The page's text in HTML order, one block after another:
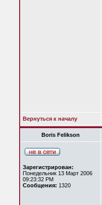
Вернуться к началу
Boris Felikson
Зарегистрирован:
Понедельник 13 Март 2006
09:23:32 PM
Сообщения: 1320